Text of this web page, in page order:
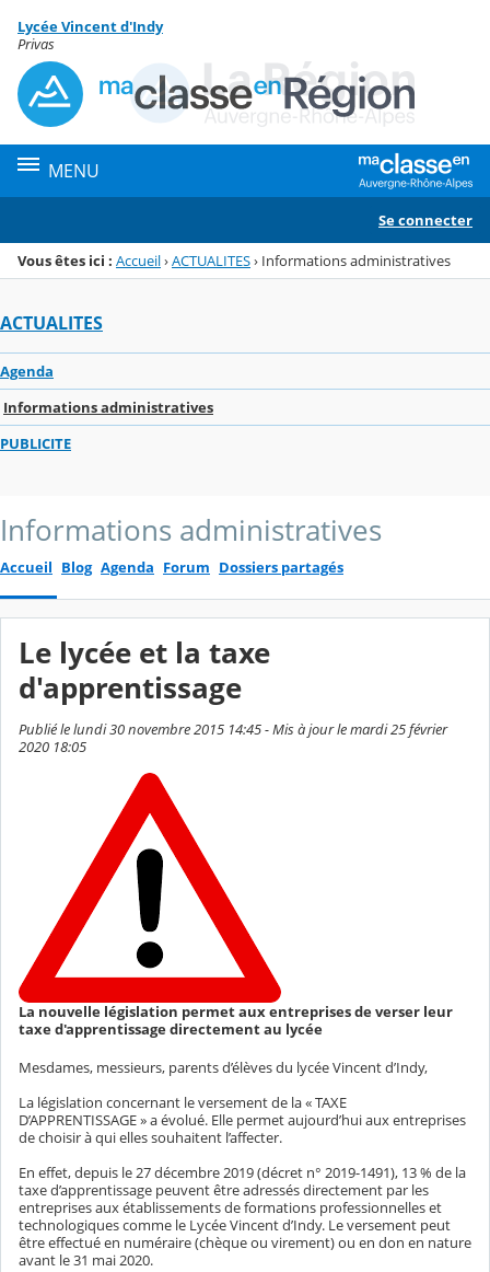
Menu de la rubrique
Contenu
Lycée Vincent d'Indy
Privas
MENU
Se connecter
Vous êtes ici : Accueil›ACTUALITES› Informations administratives
ACTUALITES
Agenda
Informations administratives
PUBLICITE
Informations administratives
Accueil Blog Agenda Forum Dossiers partagés
Le lycée et la taxe
d'apprentissage
Publié le lundi 30 novembre 2015 14:45 - Mis à jour le mardi 25 février
2020 18:05
La nouvelle législation permet aux entreprises de verser leur
taxe d'apprentissage directement au lycée
Mesdames, messieurs, parents d’élèves du lycée Vincent d’Indy,
La législation concernant le versement de la « TAXE
D’APPRENTISSAGE » a évolué. Elle permet aujourd’hui aux entreprises
de choisir à qui elles souhaitent l’affecter.
En effet, depuis le 27 décembre 2019 (décret n° 2019-1491), 13 % de la
taxe d’apprentissage peuvent être adressés directement par les
entreprises aux établissements de formations professionnelles et
technologiques comme le Lycée Vincent d’Indy. Le versement peut
être effectué en numéraire (chèque ou virement) ou en don en nature
avant le 31 mai 2020.